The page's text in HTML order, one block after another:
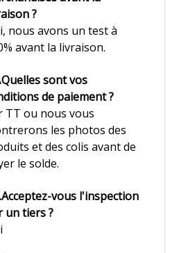
?
nous avons un test à
avant la livraison.
sont vos
de paiement ?
TT ou nous vous
les photos des
et des colis avant de
le solde.
vous l'inspection
un tiers ?